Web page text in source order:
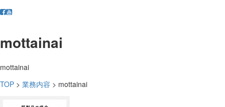
mottainai
mottainai
TOP > 業務内容 > mottainai